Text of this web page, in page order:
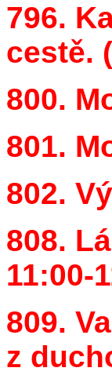
796.
cestě.
800.
801.
802.
808.
11:00-
809.
z